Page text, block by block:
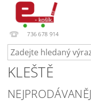
736 678 914
KLEŠTĚ